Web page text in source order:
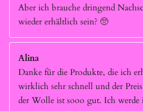
Aber ich brauche dringend
wieder erhältlich sein? 🥺
Alina
Danke für die Produkte, die ich
wirklich sehr schnell und der
der Wolle ist sooo gut. Ich werde